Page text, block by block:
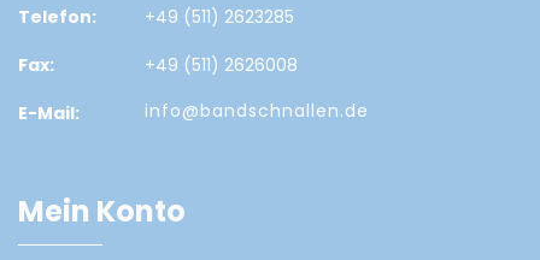
Telefon:
+49 (511) 2623285
Fax:
+49 (511) 2626008
E-Mail:
info@bandschnallen.de
Mein Konto